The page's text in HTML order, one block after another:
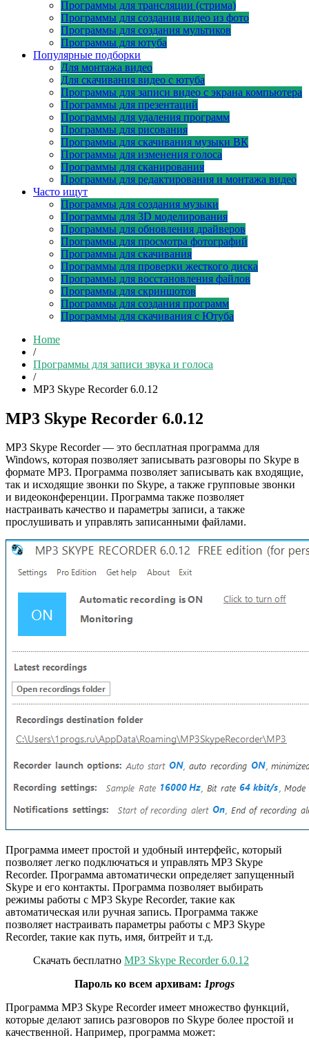
Программы для трансляции (стрима)
Программы для создания видео из фото
Программы для создания мультиков
Программы для ютуба
Популярные подборки
Для монтажа видео
Для скачивания видео с ютуба
Программы для записи видео с экрана компьютера
Программы для презентаций
Программы для удаления программ
Программы для рисования
Программы для скачивания музыки ВК
Программы для изменения голоса
Программы для сканирования
Программы для редактирования и монтажа видео
Часто ищут
Программы для создания музыки
Программы для 3D моделирования
Программы для обновления драйверов
Программы для просмотра фотографий
Программы для скачивания
Программы для проверки жесткого диска
Программы для восстановления файлов
Программы для скриншотов
Программы для создания программ
Программы для скачивания с Ютуба
Home
/
Программы для записи звука и голоса
/
MP3 Skype Recorder 6.0.12
MP3 Skype Recorder 6.0.12
MP3 Skype Recorder — это бесплатная программа для
Windows, которая позволяет записывать разговоры по Skype в
формате MP3. Программа позволяет записывать как входящие,
так и исходящие звонки по Skype, а также групповые звонки
и видеоконференции. Программа также позволяет
настраивать качество и параметры записи, а также
прослушивать и управлять записанными файлами.
Программа имеет простой и удобный интерфейс, который
позволяет легко подключаться и управлять MP3 Skype
Recorder. Программа автоматически определяет запущенный
Skype и его контакты. Программа позволяет выбирать
режимы работы с MP3 Skype Recorder, такие как
автоматическая или ручная запись. Программа также
позволяет настраивать параметры работы с MP3 Skype
Recorder, такие как путь, имя, битрейт и т.д.
Скачать бесплатно MP3 Skype Recorder 6.0.12
Пароль ко всем архивам: 1progs
Программа MP3 Skype Recorder имеет множество функций,
которые делают запись разговоров по Skype более простой и
качественной. Например, программа может: